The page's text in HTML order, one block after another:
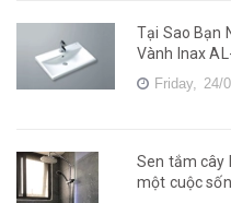
Tại Sao Bạn
Vành Inax
Friday, 24/
Sen tắm cây
một cuộc